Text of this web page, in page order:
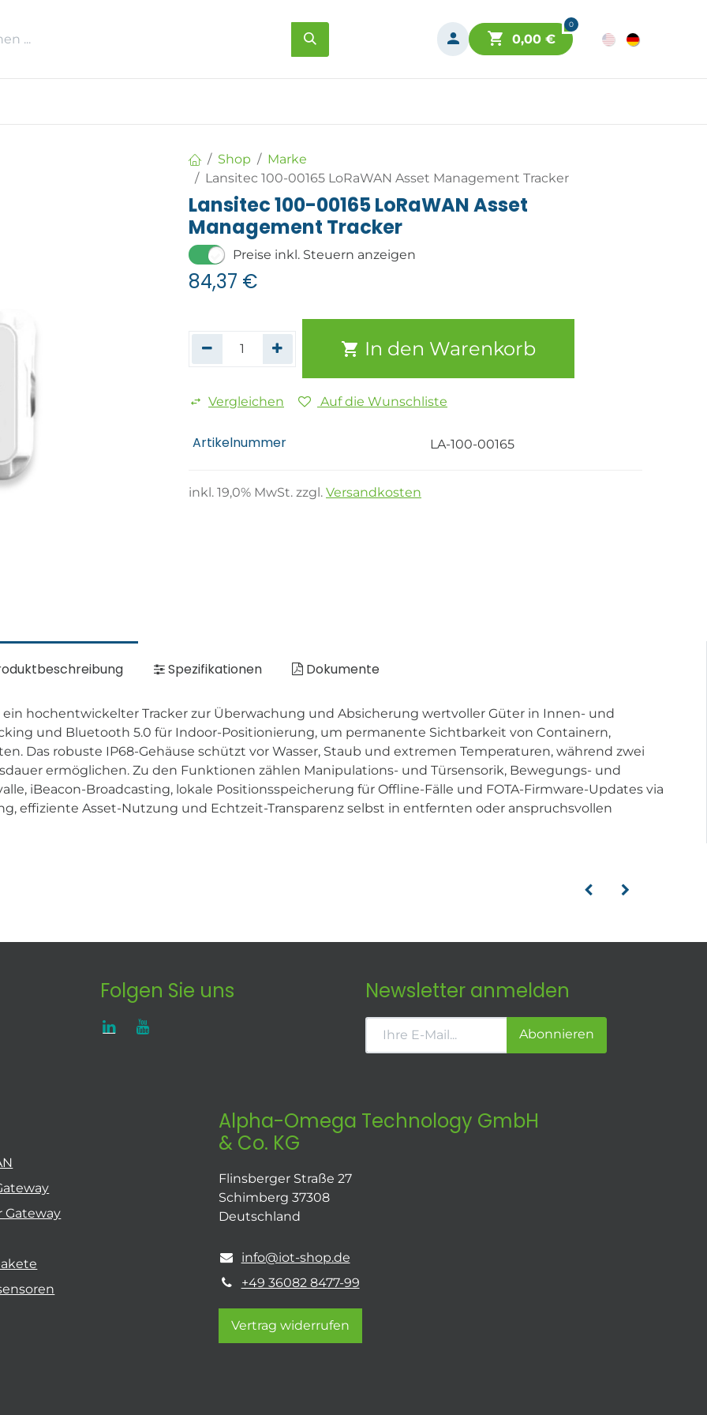
0
0,00€
Shop
Marke
Lansitec 100-00165 LoRaWAN Asset Management Tracker
Lansitec 100-00165 LoRaWAN Asset
Management Tracker
Preise inkl. Steuern anzeigen
84,37 €
In den Warenkorb
Vergleichen Auf die Wunschliste
Artikelnummer LA-100-00165
inkl. 19,0% MwSt. zzgl. Versandkosten
Spezifikationen Dokumente
ein hochentwickelter Tracker zur Überwachung und Absicherung wertvoller Güter in Innen- und
und Bluetooth 5.0 für Indoor-Positionierung, um permanente Sichtbarkeit von Containern,
Das robuste IP68-Gehäuse schützt vor Wasser, Staub und extremen Temperaturen, während zwei
ermöglichen. Zu den Funktionen zählen Manipulations- und Türsensorik, Bewegungs- und
iBeacon-Broadcasting, lokale Positionsspeicherung für Offline-Fälle und FOTA-Firmware-Updates via
effiziente Asset-Nutzung und Echtzeit-Transparenz selbst in entfernten oder anspruchsvollen
Folgen Sie uns Newsletter anmelden
Abonnieren
Gateway
Alpha-Omega Technology GmbH
& Co. KG
Flinsberger Straße 27
Schimberg 37308
Deutschland
info@iot-shop.de
+49 36082 8477-99
Vertrag widerrufen